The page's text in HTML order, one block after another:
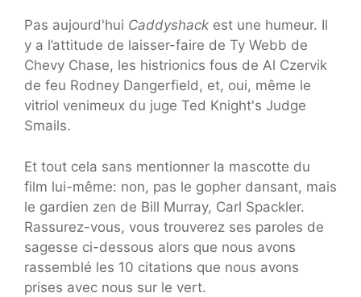
Pas aujourd'hui Caddyshack est une humeur. Il
y a l’attitude de laisser-faire de Ty Webb de
Chevy Chase, les histrionics fous de Al Czervik
de feu Rodney Dangerfield, et, oui, même le
vitriol venimeux du juge Ted Knight's Judge
Smails.
Et tout cela sans mentionner la mascotte du
film lui-même: non, pas le gopher dansant, mais
le gardien zen de Bill Murray, Carl Spackler.
Rassurez-vous, vous trouverez ses paroles de
sagesse ci-dessous alors que nous avons
rassemblé les 10 citations que nous avons
prises avec nous sur le vert.